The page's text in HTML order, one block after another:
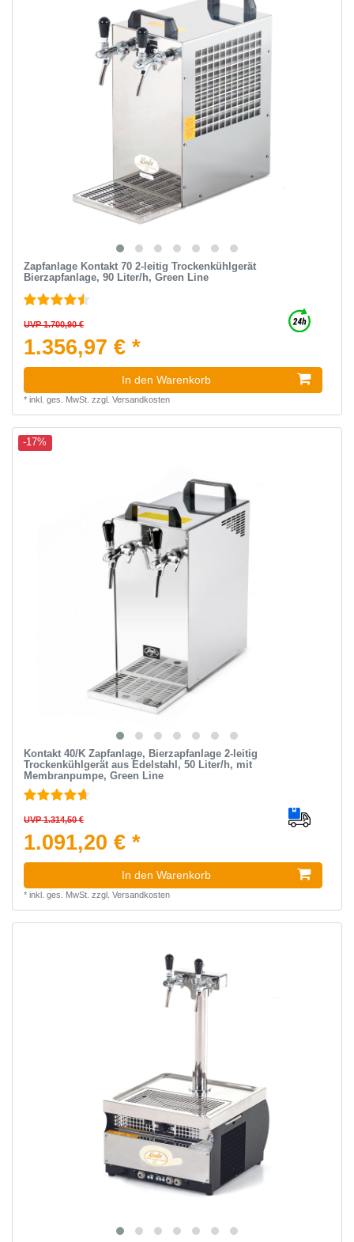
Zapfanlage Kontakt 70 2-leitig Trockenkühlgerät
Bierzapfanlage, 90 Liter/h, Green Line
UVP 1.700,90 €
1.356,97 € *
In den Warenkorb
* inkl. ges. MwSt. zzgl. Versandkosten
-17%
Kontakt 40/K Zapfanlage, Bierzapfanlage 2-leitig
Trockenkühlgerät aus Edelstahl, 50 Liter/h, mit
Membranpumpe, Green Line
UVP 1.314,50 €
1.091,20 € *
In den Warenkorb
* inkl. ges. MwSt. zzgl. Versandkosten